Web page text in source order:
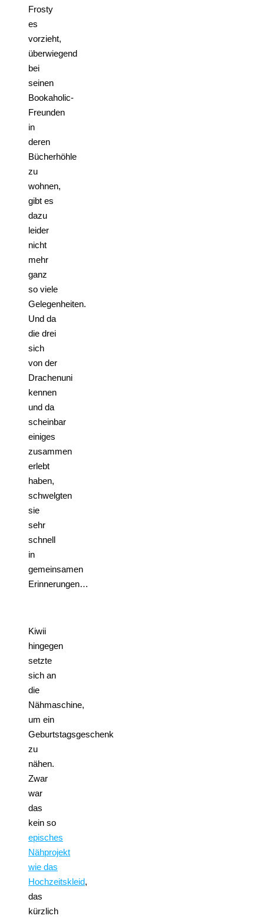
Frosty
es
vorzieht,
überwiegend
bei
seinen
Bookaholic-
Freunden
in
deren
Bücherhöhle
zu
wohnen,
gibt es
dazu
leider
nicht
mehr
ganz
so viele
Gelegenheiten.
Und da
die drei
sich
von der
Drachenuni
kennen
und da
scheinbar
einiges
zusammen
erlebt
haben,
schwelgten
sie
sehr
schnell
in
gemeinsamen
Erinnerungen…
Kiwii
hingegen
setzte
sich an
die
Nähmaschine,
um ein
Geburtstagsgeschenk
zu
nähen.
Zwar
war
das
kein so
episches
Nähprojekt
wie das
Hochzeitskleid,
das
kürzlich